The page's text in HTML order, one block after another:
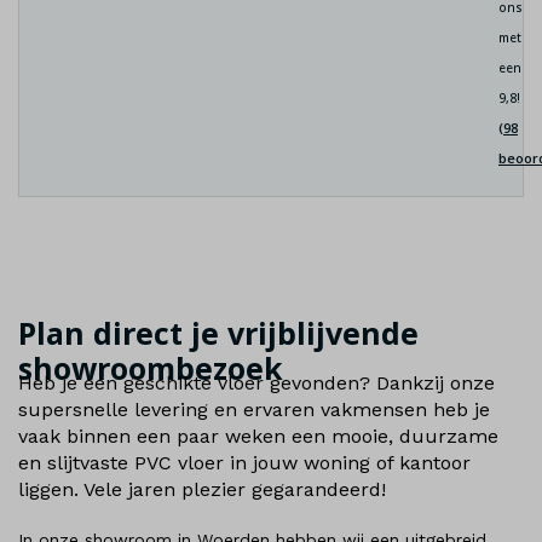
ons
met
een
9,8!
(98
Plan direct je vrijblijvende
showroombezoek
Heb je een geschikte vloer gevonden? Dankzij onze
supersnelle levering en ervaren vakmensen heb je
vaak binnen een paar weken een mooie, duurzame
en slijtvaste PVC vloer in jouw woning of kantoor
liggen. Vele jaren plezier gegarandeerd!